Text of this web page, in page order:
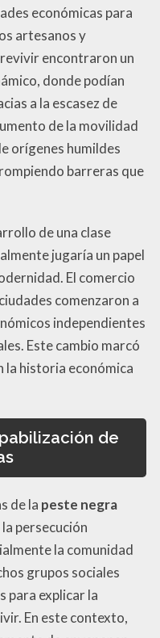
económicas para
artesanos y
encontraron un
donde podían
a la escasez de
de la movilidad
orígenes humildes
barreras que
de una clase
jugaría un papel
El comercio
comenzaron a
independientes
Este cambio marcó
la historia económica
de
de la peste negra
persecución
la comunidad
grupos sociales
para explicar la
En este contexto,